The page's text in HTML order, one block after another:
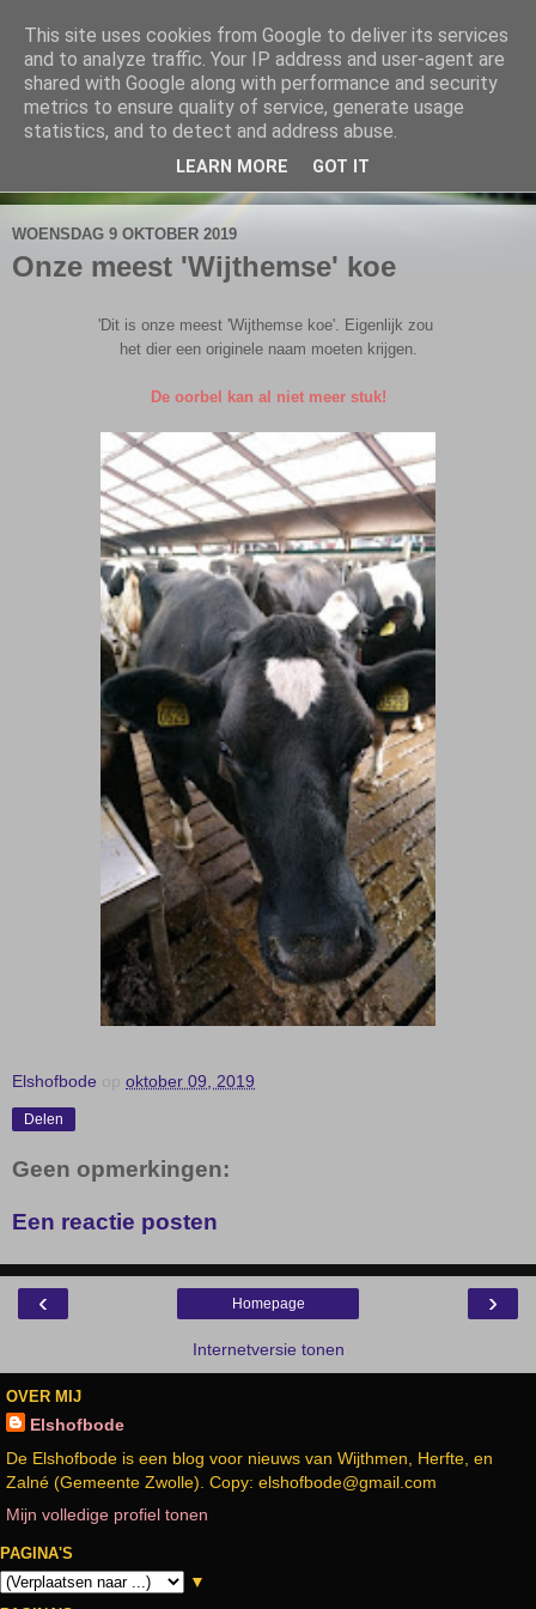
De Elshofbode
Nieuws uit Wijthmen, Herfte en Zalné.
WOENSDAG 9 OKTOBER 2019
Onze meest 'Wijthemse' koe
'Dit is onze meest 'Wijthemse koe'. Eigenlijk zou
het dier een originele naam moeten krijgen.
De oorbel kan al niet meer stuk!
Elshofbode op oktober 09, 2019
Delen
Geen opmerkingen:
Een reactie posten
‹ ›
Homepage
Internetversie tonen
OVER MIJ
Elshofbode
De Elshofbode is een blog voor nieuws van Wijthmen, Herfte, en
Zalné (Gemeente Zwolle). Copy: elshofbode@gmail.com
Mijn volledige profiel tonen
PAGINA'S
▼
This site uses cookies from Google to deliver its services
and to analyze traffic. Your IP address and user-agent are
shared with Google along with performance and security
metrics to ensure quality of service, generate usage
statistics, and to detect and address abuse.
LEARN MORE GOT IT